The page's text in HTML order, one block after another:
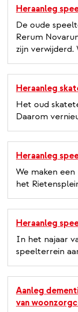
Heraanleg
De oude
Rerum
zijn
Heraanleg
Het oud
Daarom
Heraanleg
We maken
het
Heraanleg
In het najaar
speelterrein
Aanleg
van